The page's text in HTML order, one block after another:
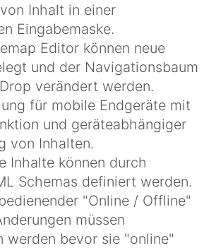
Inhalt in einer
Eingabemaske.
Editor können neue
und der Navigationsbaum
verändert werden.
für mobile Endgeräte mit
und geräteabhängiger
von Inhalten.
Inhalte können durch
Schemas definiert werden.
"Online / Offline"
müssen
werden bevor sie "online"